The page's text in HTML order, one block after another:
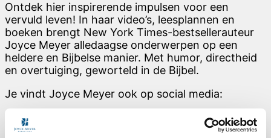
Ontdek hier inspirerende impulsen voor een
vervuld leven! In haar video’s, leesplannen en
boeken brengt New York Times-bestsellerauteur
Joyce Meyer alledaagse onderwerpen op een
heldere en Bijbelse manier. Met humor, directheid
en overtuiging, geworteld in de Bijbel.
Je vindt Joyce Meyer ook op social media: